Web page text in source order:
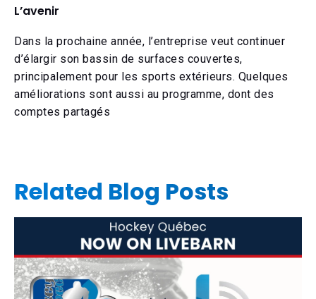
L’avenir
Dans la prochaine année, l’entreprise veut continuer
d’élargir son bassin de surfaces couvertes,
principalement pour les sports extérieurs. Quelques
améliorations sont aussi au programme, dont des
comptes partagés
Related Blog Posts